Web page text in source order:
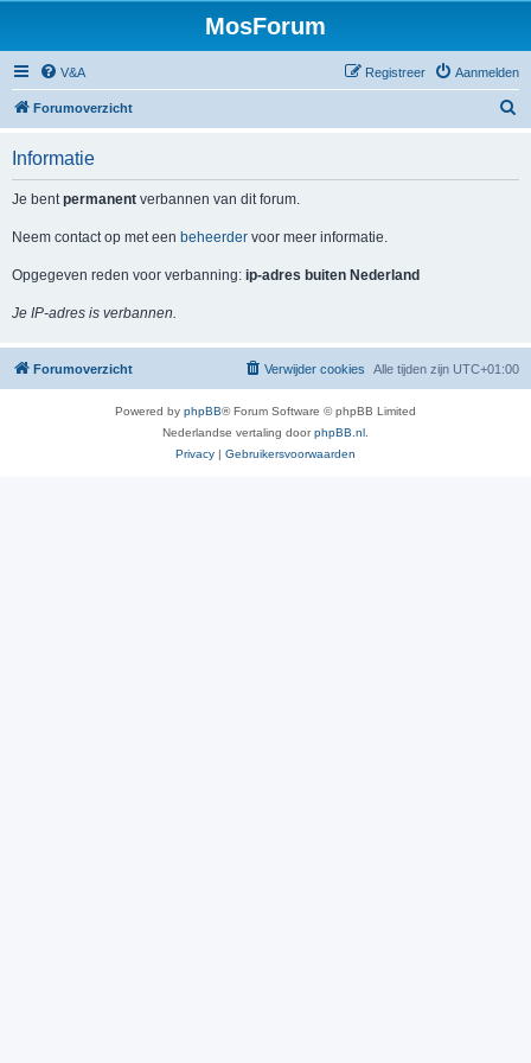
MosForum
V&A Aanmelden
Registreer
Forumoverzicht
Informatie
Je bentpermanent verbannen van dit forum.
Neem contact op met een beheerder voor meer informatie.
Opgegeven reden voor verbanning: ip-adres buiten Nederland
Je IP-adres is verbannen.
Forumoverzicht Alle tijden zijn UTC+01:00
Verwijder cookies
Powered by phpBB® Forum Software © phpBB Limited
Nederlandse vertaling doorphpBB.nl
Privacy | Gebruikersvoorwaarden